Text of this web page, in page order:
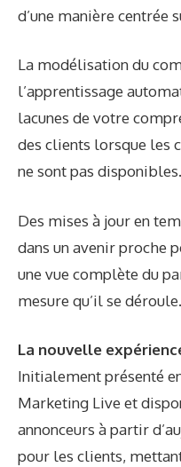
d’une manière centrée
La modélisation du
l’apprentissage
lacunes de votre
des clients lorsque les
ne sont pas disponibles.
Des mises à jour en
dans un avenir proche
une vue complète du
mesure qu’il se déroule.
La nouvelle
Initialement présenté
Marketing Live et
annonceurs à partir
pour les clients,